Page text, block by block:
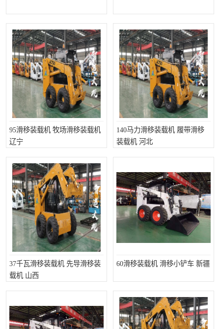
95滑移装载机 牧场滑移装载机
辽宁
140马力滑移装载机 履带滑移
装载机 河北
37千瓦滑移装载机 先导滑移装
载机 山西
60滑移装载机 滑移小铲车 新疆
打桩机 压路机
枕木机 滑移装载机
清扫器 割草机
挖树机 拓荒机
滚筒筛 液压剪维修
挖掘机破碎斗 拇指夹